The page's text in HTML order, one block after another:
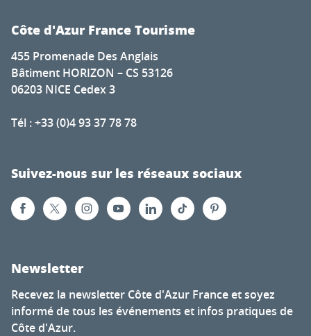
Côte d'Azur France Tourisme
455 Promenade Des Anglais
Bâtiment HORIZON – CS 53126
06203 NICE Cedex 3
Tél : +33 (0)4 93 37 78 78
Suivez-nous sur les réseaux sociaux
Newsletter
Recevez la newsletter Côte d'Azur France et soyez
informé de tous les événements et infos pratiques de
Côte d'Azur.